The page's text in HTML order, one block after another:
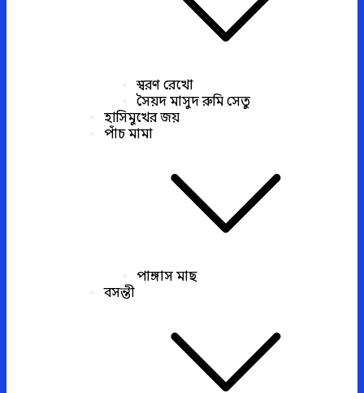
স্বরণ রেখো
সৈয়দ মাসুদ রুমি সেতু
হাসিমুখের জয়
পাঁচ মামা
পাঙ্গাস মাছ
বসন্তী